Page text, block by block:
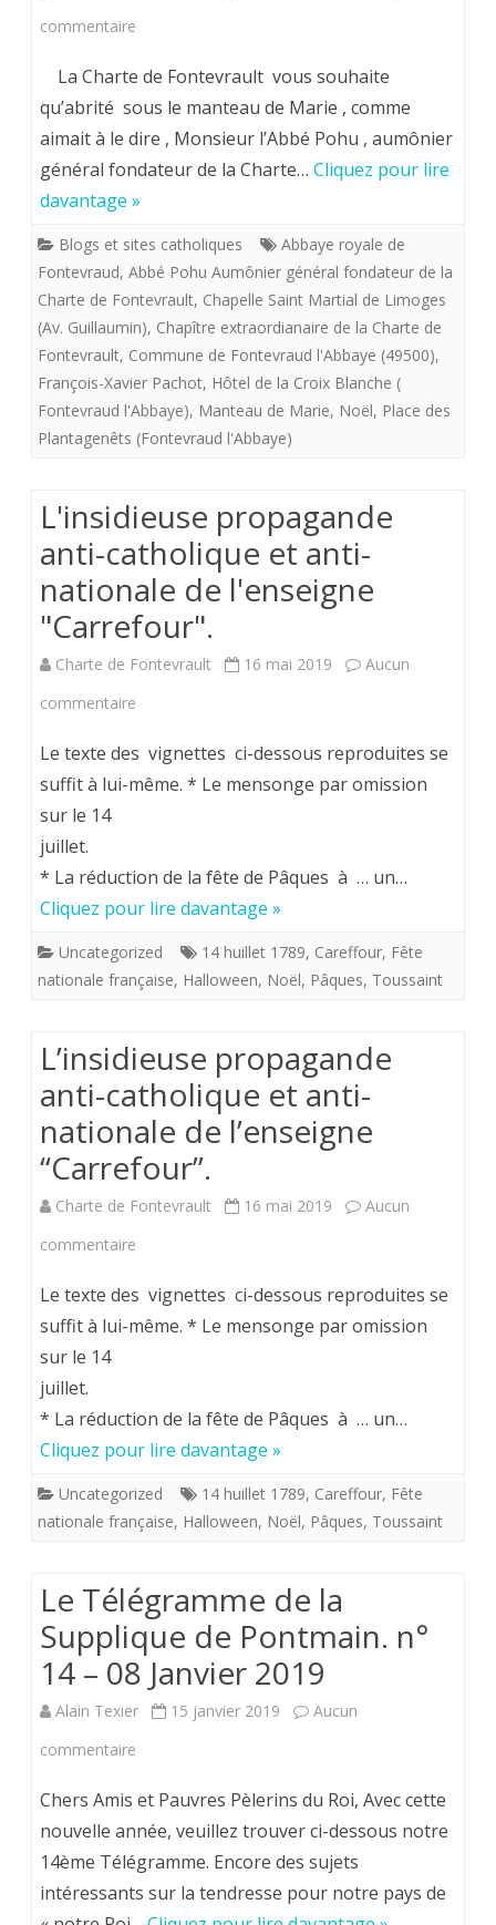
commentaire
à
Marie
notre
nous
a
donné
en
cette
de
Noël,
son
La Charte de Fontevrault vous souhaite
qu’abrité sous le manteau de Marie , comme
aimait à le dire , Monsieur l’Abbé Pohu , aumônier
général fondateur de la Charte… Cliquez pour lire
davantage »
Blogs et sites catholiques
Abbaye royale de
Fontevraud, Abbé Pohu Aumônier général fondateur de la
Charte de Fontevrault, Chapelle Saint Martial de Limoges
(Av. Guillaumin), Chapître extraordianaire de la Charte de
Fontevrault, Commune de Fontevraud l'Abbaye (49500),
François-Xavier Pachot, Hôtel de la Croix Blanche (
Fontevraud l'Abbaye), Manteau de Marie, Noël, Place des
Plantagenêts (Fontevraud l'Abbaye)
L'insidieuse propagande
anti-catholique et anti-
nationale de l'enseigne
"Carrefour".
Charte de Fontevrault 16 mai 2019
Aucun
commentaire
propagande
nationale
l'enseigne
"Carrefour".
Le texte des vignettes ci-dessous reproduites se
suffit à lui-même. * Le mensonge par omission
sur le 14
juillet.
* La réduction de la fête de Pâques à … un…
Cliquez pour lire davantage »
Uncategorized 14 huillet 1789, Careffour, Fête
nationale française, Halloween, Noël, Pâques, Toussaint
L’insidieuse propagande
anti-catholique et anti-
nationale de l’enseigne
“Carrefour”.
Charte de Fontevrault 16 mai 2019
Aucun
commentaire
propagande
nationale
l’enseigne
“Carrefour”.
Le texte des vignettes ci-dessous reproduites se
suffit à lui-même. * Le mensonge par omission
sur le 14
juillet.
* La réduction de la fête de Pâques à … un…
Cliquez pour lire davantage »
Uncategorized 14 huillet 1789, Careffour, Fête
nationale française, Halloween, Noël, Pâques, Toussaint
Le Télégramme de la
Supplique de Pontmain. n°
14 – 08 Janvier 2019
Alain Texier 15 janvier 2019
Aucun
commentaire
Télégramme de
la
Supplique de
Chers Amis et Pauvres Pèlerins du Roi, Avec cette
nouvelle année, veuillez trouver ci-dessous notre
14ème Télégramme. Encore des sujets
intéressants sur la tendresse pour notre pays de